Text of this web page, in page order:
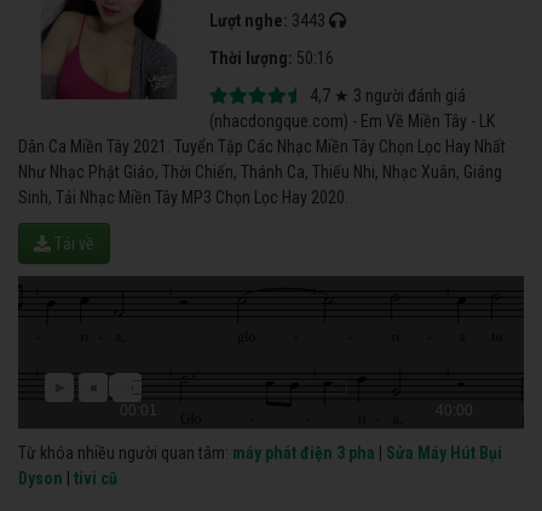
Lượt nghe: 3443
Thời lượng: 50:16
4,7 ★ 3 người đánh giá
(nhacdongque.com) - Em Về Miền Tây - LK
Dân Ca Miền Tây 2021. Tuyển Tập Các Nhạc Miền Tây Chọn Lọc Hay Nhất
Như Nhạc Phật Giáo, Thời Chiến, Thánh Ca, Thiếu Nhi, Nhạc Xuân, Giáng
Sinh, Tải Nhạc Miền Tây MP3 Chọn Lọc Hay 2020.
Tải về
00:01 40:00
Từ khóa nhiều người quan tâm: máy phát điện 3 pha
Sửa Máy Hút Bụi
Dyson
tivi cũ